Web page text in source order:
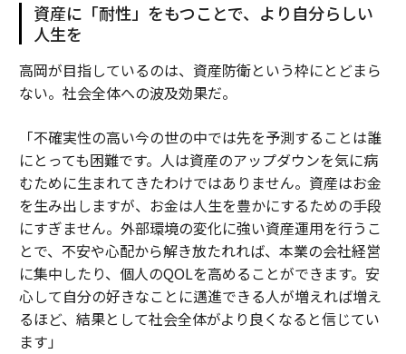
資産に「耐性」をもつことで、より自分らしい
人生を
高岡が目指しているのは、資産防衛という枠にとどまら
ない。社会全体への波及効果だ。
「不確実性の高い今の世の中では先を予測することは誰
にとっても困難です。人は資産のアップダウンを気に病
むために生まれてきたわけではありません。資産はお金
を生み出しますが、お金は人生を豊かにするための手段
にすぎません。外部環境の変化に強い資産運用を行うこ
とで、不安や心配から解き放たれれば、本業の会社経営
に集中したり、個人のQOLを高めることができます。安
心して自分の好きなことに邁進できる人が増えれば増え
るほど、結果として社会全体がより良くなると信じてい
ます」